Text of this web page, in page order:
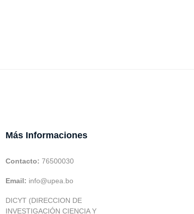
Más Informaciones
Contacto: 76500030
Email: info@upea.bo
DICYT (DIRECCION DE
INVESTIGACIÓN CIENCIA Y